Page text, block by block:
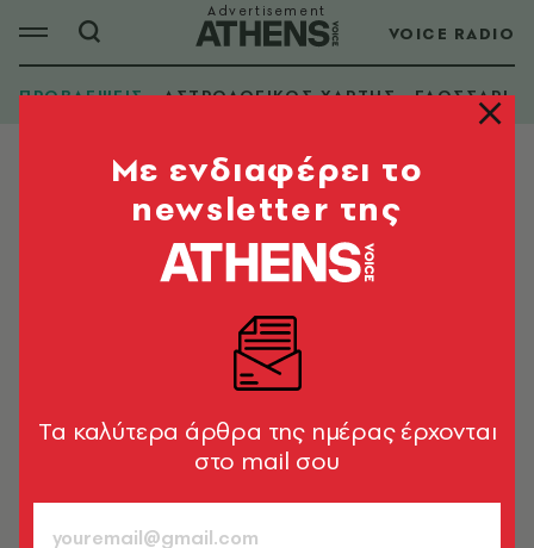
VOICE RADIO
ΠΡΟΒΛΕΨΕΙΣ ΑΣΤΡΟΛΟΓΙΚΟΣ ΧΑΡΤΗΣ ΓΛΩΣΣΑΡΙ
Mε ενδιαφέρει το
newsletter της
Tα καλύτερα άρθρα της ημέρας έρχονται
στο mail σου